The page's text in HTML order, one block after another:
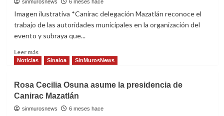
fortalecer
promoción
gastronómica
cierres
temporales
restaurantes
sinmurosnews 6 meses hace
Imagen ilustrativa *Canirac delegación Mazatlán reconoce el
trabajo de las autoridades municipales en la organización del
evento y subraya que...
Leer másRead
more
superaron
expectativas
proyectadas
Noticias Sinaloa SinMurosNews
Rosa Cecilia Osuna asume la presidencia de
Canirac Mazatlán
sinmurosnews 6 meses hace